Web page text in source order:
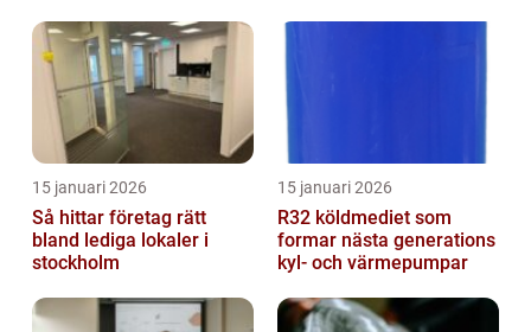
15 januari 2026
Så hittar företag rätt
bland lediga lokaler i
stockholm
15 januari 2026
R32 köldmediet som
formar nästa generations
kyl- och värmepumpar